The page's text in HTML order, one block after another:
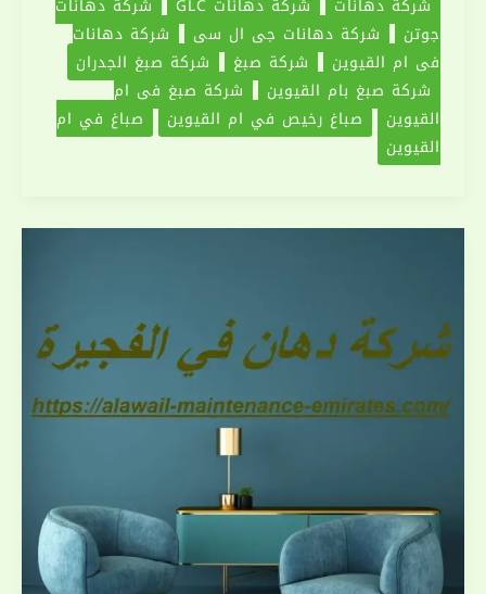
جوتن
شركة دهانات جى ال سى
شركة دهانات
في ام القيوين
شركة صبغ
شركة صبغ الجدران
شركة صبغ بام القيوين
شركة صبغ في ام
القيوين
صباغ رخيص في ام القيوين
صباغ في ام
القيوين